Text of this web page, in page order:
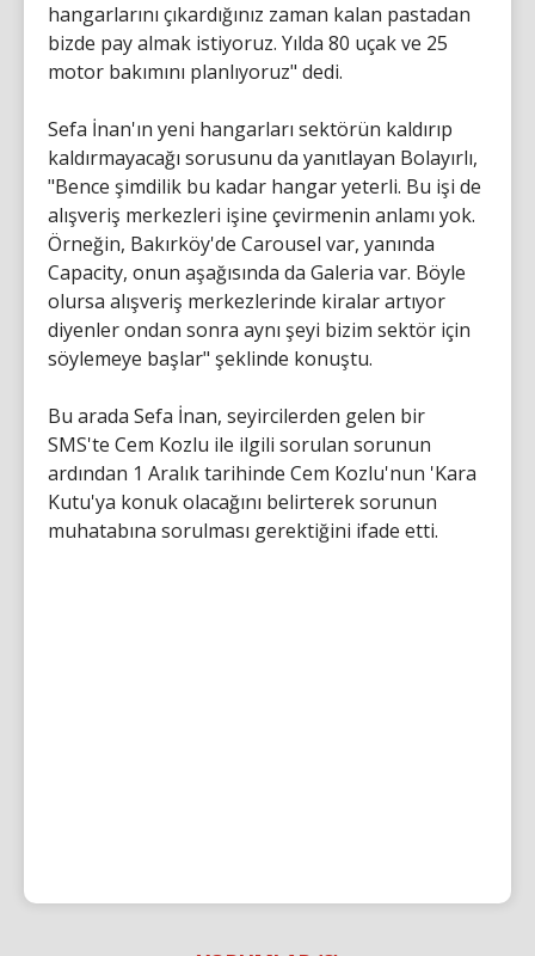
hangarlarını çıkardığınız zaman kalan pastadan
bizde pay almak istiyoruz. Yılda 80 uçak ve 25
motor bakımını planlıyoruz" dedi.
Sefa İnan'ın yeni hangarları sektörün kaldırıp
kaldırmayacağı sorusunu da yanıtlayan Bolayırlı,
"Bence şimdilik bu kadar hangar yeterli. Bu işi de
alışveriş merkezleri işine çevirmenin anlamı yok.
Örneğin, Bakırköy'de Carousel var, yanında
Capacity, onun aşağısında da Galeria var. Böyle
olursa alışveriş merkezlerinde kiralar artıyor
diyenler ondan sonra aynı şeyi bizim sektör için
söylemeye başlar" şeklinde konuştu.
Bu arada Sefa İnan, seyircilerden gelen bir
SMS'te Cem Kozlu ile ilgili sorulan sorunun
ardından 1 Aralık tarihinde Cem Kozlu'nun 'Kara
Kutu'ya konuk olacağını belirterek sorunun
muhatabına sorulması gerektiğini ifade etti.